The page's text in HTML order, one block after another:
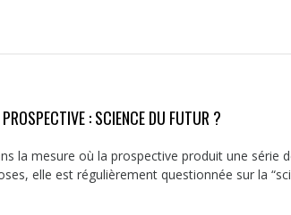
: SCIENCE DU FUTUR ?
la mesure où la prospective produit une série
elle est régulièrement questionnée sur la